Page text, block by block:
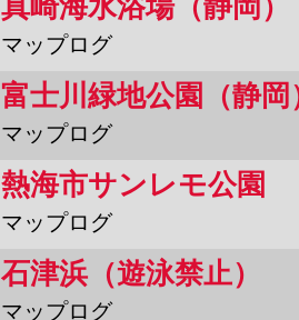
真崎海水浴場（静岡）
マップログ
富士川緑地公園（静岡
マップログ
熱海市サンレモ公園
マップログ
石津浜（遊泳禁止）
マップログ